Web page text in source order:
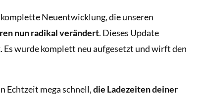
Neuentwicklung, die unseren
nun radikal verändert. Dieses Update
wurde komplett neu aufgesetzt und wirft den
Echtzeit mega schnell,die Ladezeiten deiner